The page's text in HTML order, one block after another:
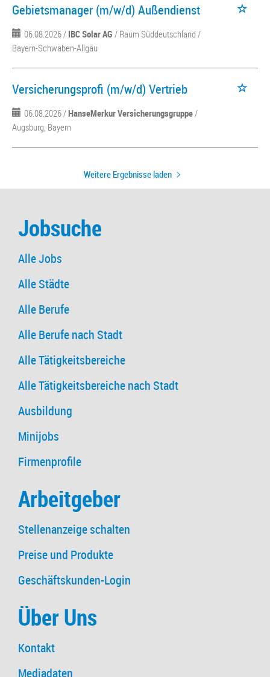
Gebietsmanager (m/w/d) Außendienst
06.08.2026 / IBC Solar AG / Raum Süddeutschland /
Bayern-Schwaben-Allgäu
Versicherungsprofi (m/w/d) Vertrieb
06.08.2026 /HanseMerkur Versicherungsgruppe/
Augsburg, Bayern
Weitere Ergebnisse laden
Jobsuche
Alle Jobs
Alle Städte
Alle Berufe
Alle Berufe nach Stadt
Alle Tätigkeitsbereiche
Alle Tätigkeitsbereiche nach Stadt
Ausbildung
Minijobs
Firmenprofile
Arbeitgeber
Stellenanzeige schalten
Preise und Produkte
Geschäftskunden-Login
Über Uns
Kontakt
Mediadaten